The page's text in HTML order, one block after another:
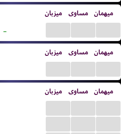
میزبان مساوی میهمان
...
میزبان مساوی میهمان
میزبان مساوی میهمان